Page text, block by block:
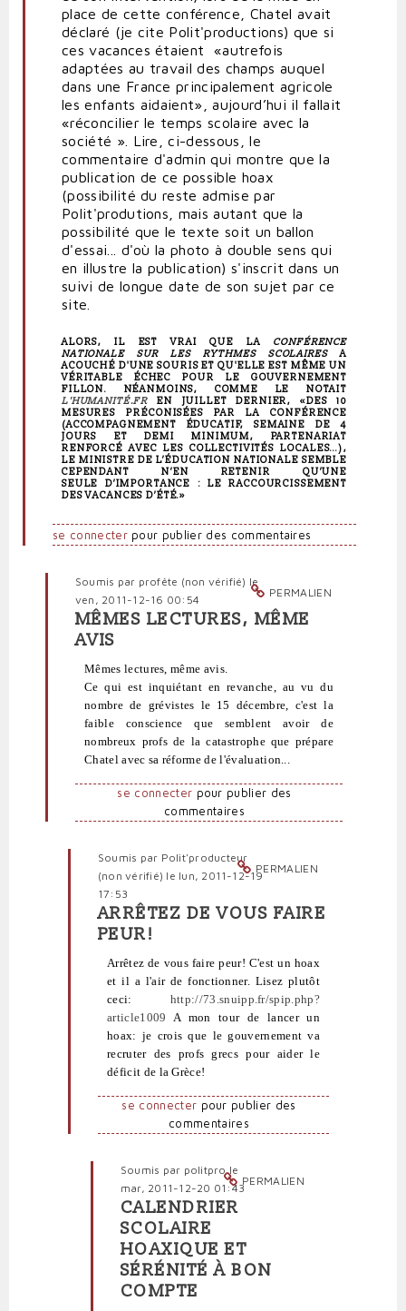
place de cette conférence, Chatel avait
déclaré (je cite Polit'productions) que si
ces vacances étaient «autrefois
adaptées au travail des champs auquel
dans une France principalement agricole
les enfants aidaient», aujourd’hui il fallait
«réconcilier le temps scolaire avec la
société ».
Lire, ci-dessous, le
commentaire d'admin qui montre que la
publication de ce possible hoax
(possibilité du reste admise par
Polit'produtions, mais autant que la
possibilité que le texte soit un ballon
d'essai... d'où la photo à double sens qui
en illustre la publication) s'inscrit dans un
suivi de longue date de son sujet par ce
site.
ALORS, IL EST VRAI QUE LA CONFÉRENCE
NATIONALE SUR LES RYTHMES SCOLAIRESA
ACOUCHÉ D'UNE SOURIS ET QU'ELLE EST MÊME UN
VÉRITABLE ÉCHEC POUR LE GOUVERNEMENT
FILLON. NÉANMOINS, COMME LE NOTAIT
L'HUMANITÉ.FR EN JUILLET DERNIER, «DES 10
MESURES PRÉCONISÉES PAR LA CONFÉRENCE
(ACCOMPAGNEMENT ÉDUCATIF, SEMAINE DE 4
JOURS ET DEMI MINIMUM, PARTENARIAT
RENFORCÉ AVEC LES COLLECTIVITÉS LOCALES…),
LE MINISTRE DE L’ÉDUCATION NATIONALE SEMBLE
CEPENDANT N’EN RETENIR QU’UNE
SEULE D’IMPORTANCE : LE RACCOURCISSEMENT
DES VACANCES D’ÉTÉ.»
se connecterpour publier des commentaires
PERMALIEN
Soumis par profête (non vérifié) le
ven, 2011-12-16 00:54
En
réponse
J'ai
lu
sur
neoprofs.org
un
Polit'producteur
MÊMES LECTURES, MÊME
AVIS
Mêmes lectures, même avis.
Ce qui est inquiétant en revanche, au vu du
nombre de grévistes le 15 décembre, c'est la
faible conscience que semblent avoir de
nombreux profs de la catastrophe que prépare
Chatel avec sa réforme de l'évaluation...
se connecter pour publier des
commentaires
PERMALIEN
Soumis par Polit'producteur
(non vérifié) le lun, 2011-12-19
17:53
En
réponse
Mêmes
lectures,
même
avis
par
profête
vérifié)
ARRÊTEZ DE VOUS FAIRE
PEUR!
Arrêtez de vous faire peur! C'est un hoax
et il a l'air de fonctionner. Lisez plutôt
ceci: http://73.snuipp.fr/spip.php?
article1009 A mon tour de lancer un
hoax: je crois que le gouvernement va
recruter des profs grecs pour aider le
déficit de la Grèce!
se connecter pour publier des
commentaires
PERMALIEN
Soumis par politprole
mar, 2011-12-20 01:43
En
réponse
à
Arrêtez
de
CALENDRIER
SCOLAIRE
HOAXIQUE ET
SÉRÉNITÉ À BON
COMPTE